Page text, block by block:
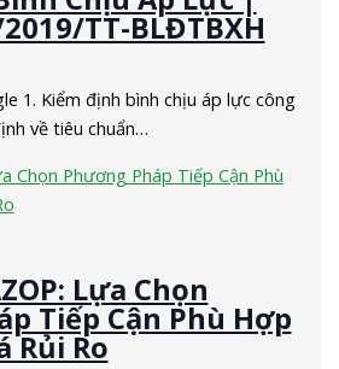
TT-BLĐTBXH
1. Kiểm định bình chịu áp lực công
về tiêu chuẩn…
Lựa Chọn
Tiếp Cận Phù Hợp
Rủi Ro